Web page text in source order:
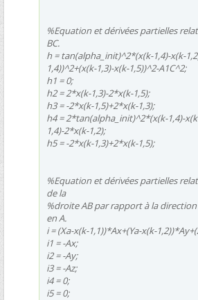
%Equation et dérivées partielles
BC.
h = tan(alpha_init)^2*(x(k-1,4)-x(k-
1,4))^2+(x(k-1,3)-x(k-1,5))^2-A1C^2;
h1 = 0;
h2 = 2*x(k-1,3)-2*x(k-1,5);
h3 = -2*x(k-1,5)+2*x(k-1,3);
h4 = 2*tan(alpha_init)^2*(x(k-1,4)-
1,4)-2*x(k-1,2);
h5 = -2*x(k-1,3)+2*x(k-1,5);
%Equation et dérivées partielles
de la
%droite AB par rapport à la
en A.
i = (Xa-x(k-1,1))*Ax+(Ya-x(k-
i1 = -Ax;
i2 = -Ay;
i3 = -Az;
i4 = 0;
i5 = 0;